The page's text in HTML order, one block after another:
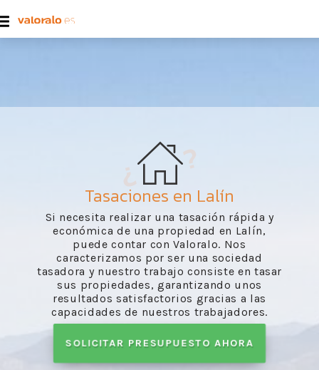
Tasaciones en Lalín
Si necesita realizar una tasación rápida y
económica de una propiedad en Lalín,
puede contar con Valoralo. Nos
caracterizamos por ser una sociedad
tasadora y nuestro trabajo consiste en tasar
sus propiedades, garantizando unos
resultados satisfactorios gracias a las
capacidades de nuestros trabajadores.
SOLICITAR PRESUPUESTO AHORA